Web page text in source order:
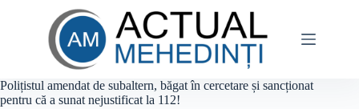
Polițistul amendat de subaltern, băgat în cercetare și sancționat
pentru că a sunat nejustificat la 112!